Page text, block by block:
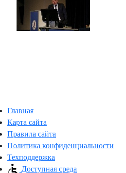
Главная
Карта сайта
Правила сайта
Политика конфиденциальности
Техподдержка
Доступная среда